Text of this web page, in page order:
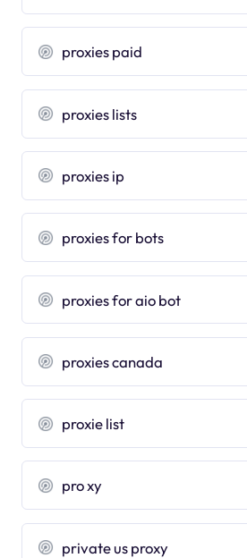
proxies paid
proxies lists
proxies ip
proxies for bots
proxies for aio bot
proxies canada
proxie list
pro xy
private us proxy